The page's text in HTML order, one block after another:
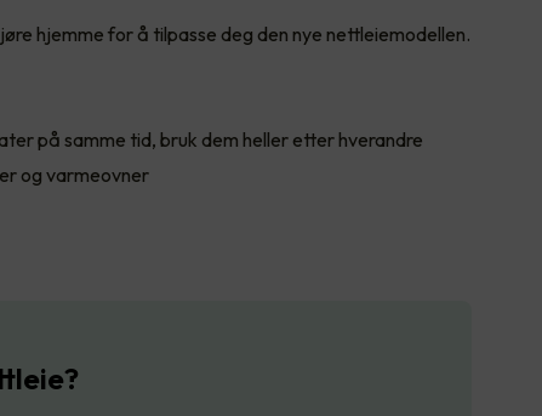
hjemme for å tilpasse deg den nye nettleiemodellen.
på samme tid, bruk dem heller etter hverandre
og varmeovner